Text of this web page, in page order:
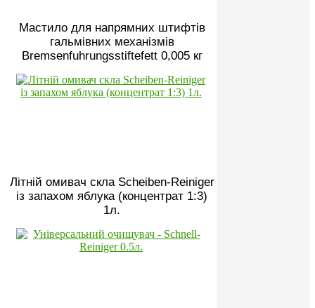
Мастило для напрямних штифтів
гальмівних механізмів
Bremsenfuhrungsstiftefett 0,005 кг
Літній омивач скла Scheiben-Reiniger
із запахом яблука (концентрат 1:3)
1л.